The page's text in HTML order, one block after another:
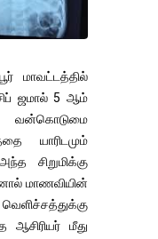
மாவட்டத்தில்
ஜமால் 5 ஆம்
வன்கொடுமை
யாரிடமும்
சிறுமிக்கு
மாணவியின்
மீது